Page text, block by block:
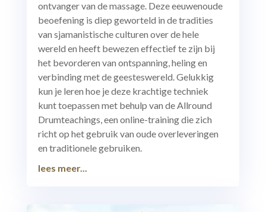
ontvanger van de massage. Deze eeuwenoude
beoefening is diep geworteld in de tradities
van sjamanistische culturen over de hele
wereld en heeft bewezen effectief te zijn bij
het bevorderen van ontspanning, heling en
verbinding met de geesteswereld. Gelukkig
kun je leren hoe je deze krachtige techniek
kunt toepassen met behulp van de Allround
Drumteachings, een online-training die zich
richt op het gebruik van oude overleveringen
en traditionele gebruiken.
lees meer...